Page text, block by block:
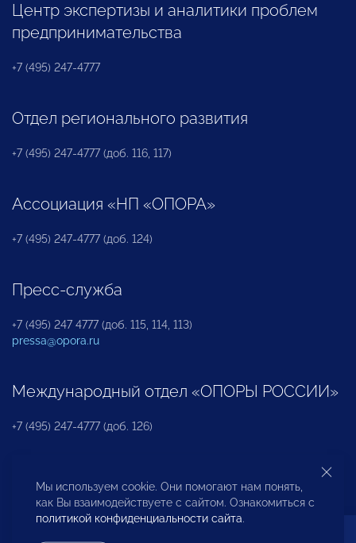
Центр экспертизы и аналитики проблем
предпринимательства
+7 (495) 247-4777
Отдел регионального развития
+7 (495) 247-4777 (доб. 116, 117)
Ассоциация «НП «ОПОРА»
+7 (495) 247-4777 (доб. 124)
Пресс-служба
+7 (495) 247 4777 (доб. 115, 114, 113)
pressa@opora.ru
Международный отдел «ОПОРЫ РОССИИ»
+7 (495) 247-4777 (доб. 126)
Бюро по защите прав предпринимателей и
инвесторов
Мы используем cookie. Они помогают нам понять,
как Вы взаимодействуете с сайтом. Ознакомиться с
политикой конфиденциальности сайта.